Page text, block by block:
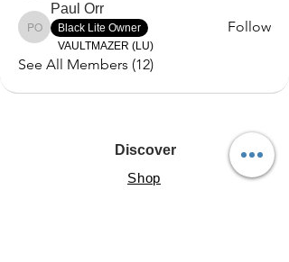
Paul Orr
Paul Orr
Black Lite Owner
VAULTMAZER (LU)
Follow
See All Members (12)
Discover
Shop